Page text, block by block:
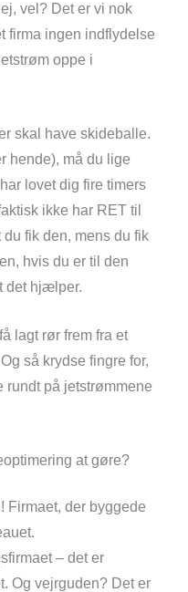
vel? Det er vi nok
firma ingen indflydelse
oppe i
skal have skideballe.
hende), må du lige
lovet dig fire timers
ikke har RET til
fik den, mens du fik
hvis du er til den
det hjælper.
lagt rør frem fra et
så krydse fingre for,
rundt på jetstrømmene
at gøre?
Firmaet, der byggede
– det er
Og vejrguden? Det er